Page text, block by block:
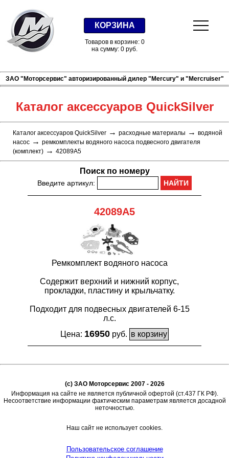
КОРЗИНА
Товаров в корзине: 0
на сумму: 0 руб.
ЗАО "Моторсервис" авторизированный дилер "Mercury" и "Mercruiser"
Каталог аксессуаров QuickSilver
Каталог аксессуаров QuickSilver → расходные материалы → водяной
насос → ремкомплекты водяного насоса подвесного двигателя
(комплект) → 42089A5
Поиск по номеру
Введите артикул:
42089A5
Ремкомплект водяного насоса
Содержит верхний и нижний корпус,
прокладки, пластину и крыльчатку.
Подходит для подвесных двигателей 6-15
л.с.
Цена: 16950 руб.
(c) ЗАО Моторсервис 2007 - 2026
Информация на сайте не является публичной офертой (ст.437 ГК РФ).
Несоответствие информации фактическим параметрам является досадной
неточностью.
Наш сайт не использует cookies.
Пользовательское соглашение